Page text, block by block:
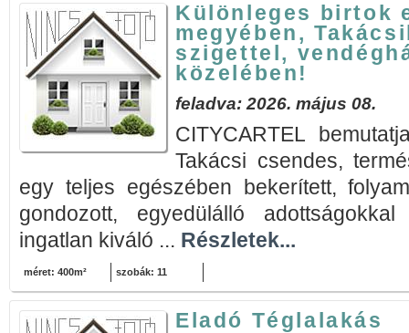
Különleges birtok
megyében,
szigettel,
közelében!
feladva: 2026. május 08.
CITYCARTEL
Takácsi csendes,
egy teljes egészében bekerített,
gondozott, egyedülálló
ingatlan kiváló ... Részletek...
méret: 400m² szobák: 11
Eladó Téglalakás